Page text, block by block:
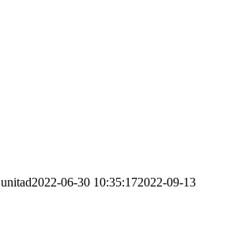
unitad2022-06-30 10:35:172022-09-13